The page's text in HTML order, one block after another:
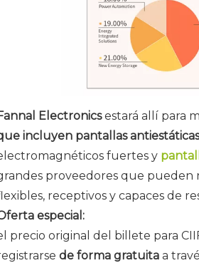
Electronicsestará allí para
incluyen pantallas
fuertes y
proveedores que pueden
receptivos y capaces de
especial:
precio original del billete para
de forma gratuita a